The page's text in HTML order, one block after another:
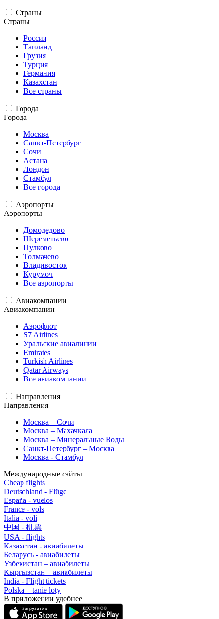
Страны
Страны
Россия
Таиланд
Грузия
Турция
Германия
Казахстан
Все страны
Города
Города
Москва
Санкт-Петербург
Сочи
Астана
Лондон
Стамбул
Все города
Аэропорты
Аэропорты
Домодедово
Шереметьево
Пулково
Толмачево
Владивосток
Курумоч
Все аэропорты
Авиакомпании
Авиакомпании
Аэрофлот
S7 Airlines
Уральские авиалинии
Emirates
Turkish Airlines
Qatar Airways
Все авиакомпании
Направления
Направления
Москва – Сочи
Москва – Махачкала
Москва – Минеральные Воды
Санкт-Петербург – Москва
Москва - Стамбул
Международные сайты
Cheap flights
Deutschland - Flüge
España - vuelos
France - vols
Italia - voli
中国 - 机票
USA - flights
Казахстан - авиабилеты
Беларусь - авиабилеты
Узбекистан – авиабилеты
Кыргызстан – авиабилеты
India - Flight tickets
Polska – tanie loty
В приложении удобнее